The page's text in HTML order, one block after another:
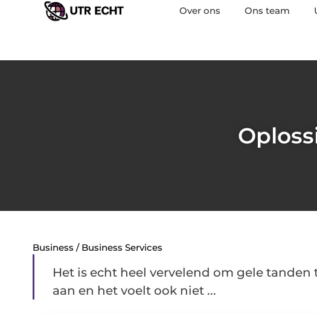
Over ons Ons team
Business / Business Services
Het is echt heel vervelend om gele
aan en het voelt ook niet ...